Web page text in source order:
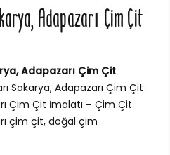
Adapazarı Çim Çit
Adapazarı Çim Çit
Sakarya, Adapazarı Çim Çit
Çim Çit İmalatı – Çim Çit
çim çit, doğal çim